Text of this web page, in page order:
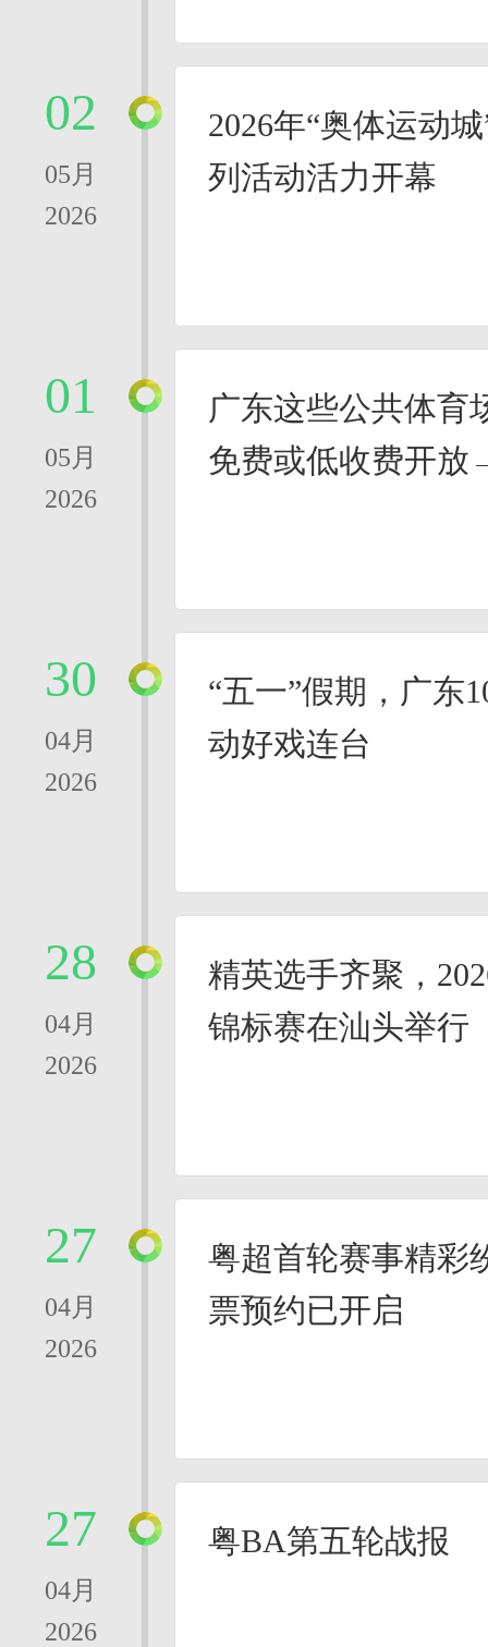
02
05月
2026
2026年“奥体运动
列活动活力开幕
01
05月
2026
广东这些公共体育
免费或低收费开
30
04月
2026
“五一”假期，广东
动好戏连台
28
04月
2026
精英选手齐聚，
锦标赛在汕头举行
27
04月
2026
粤超首轮赛事精彩
票预约已开启
27
04月
2026
粤BA第五轮战报